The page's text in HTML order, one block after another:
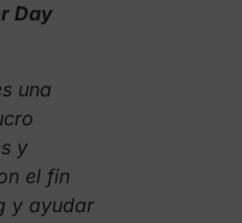
Day
una
y
el fin
y ayudar